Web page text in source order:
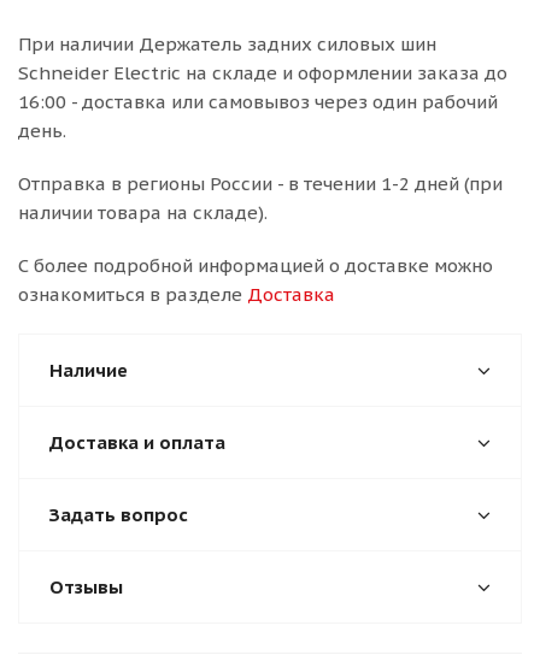
При наличии Держатель задних силовых шин
Schneider Electric на складе и оформлении заказа до
16:00 - доставка или самовывоз через один рабочий
день.
Отправка в регионы России - в течении 1-2 дней (при
наличии товара на складе).
С более подробной информацией о доставке можно
ознакомиться в разделе Доставка
Наличие
Доставка и оплата
Задать вопрос
Отзывы